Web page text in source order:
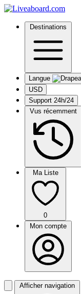
Destinations
Langue
USD
Support 24h/24
Vus récemment
Ma Liste
0
Mon compte
Afficher navigation